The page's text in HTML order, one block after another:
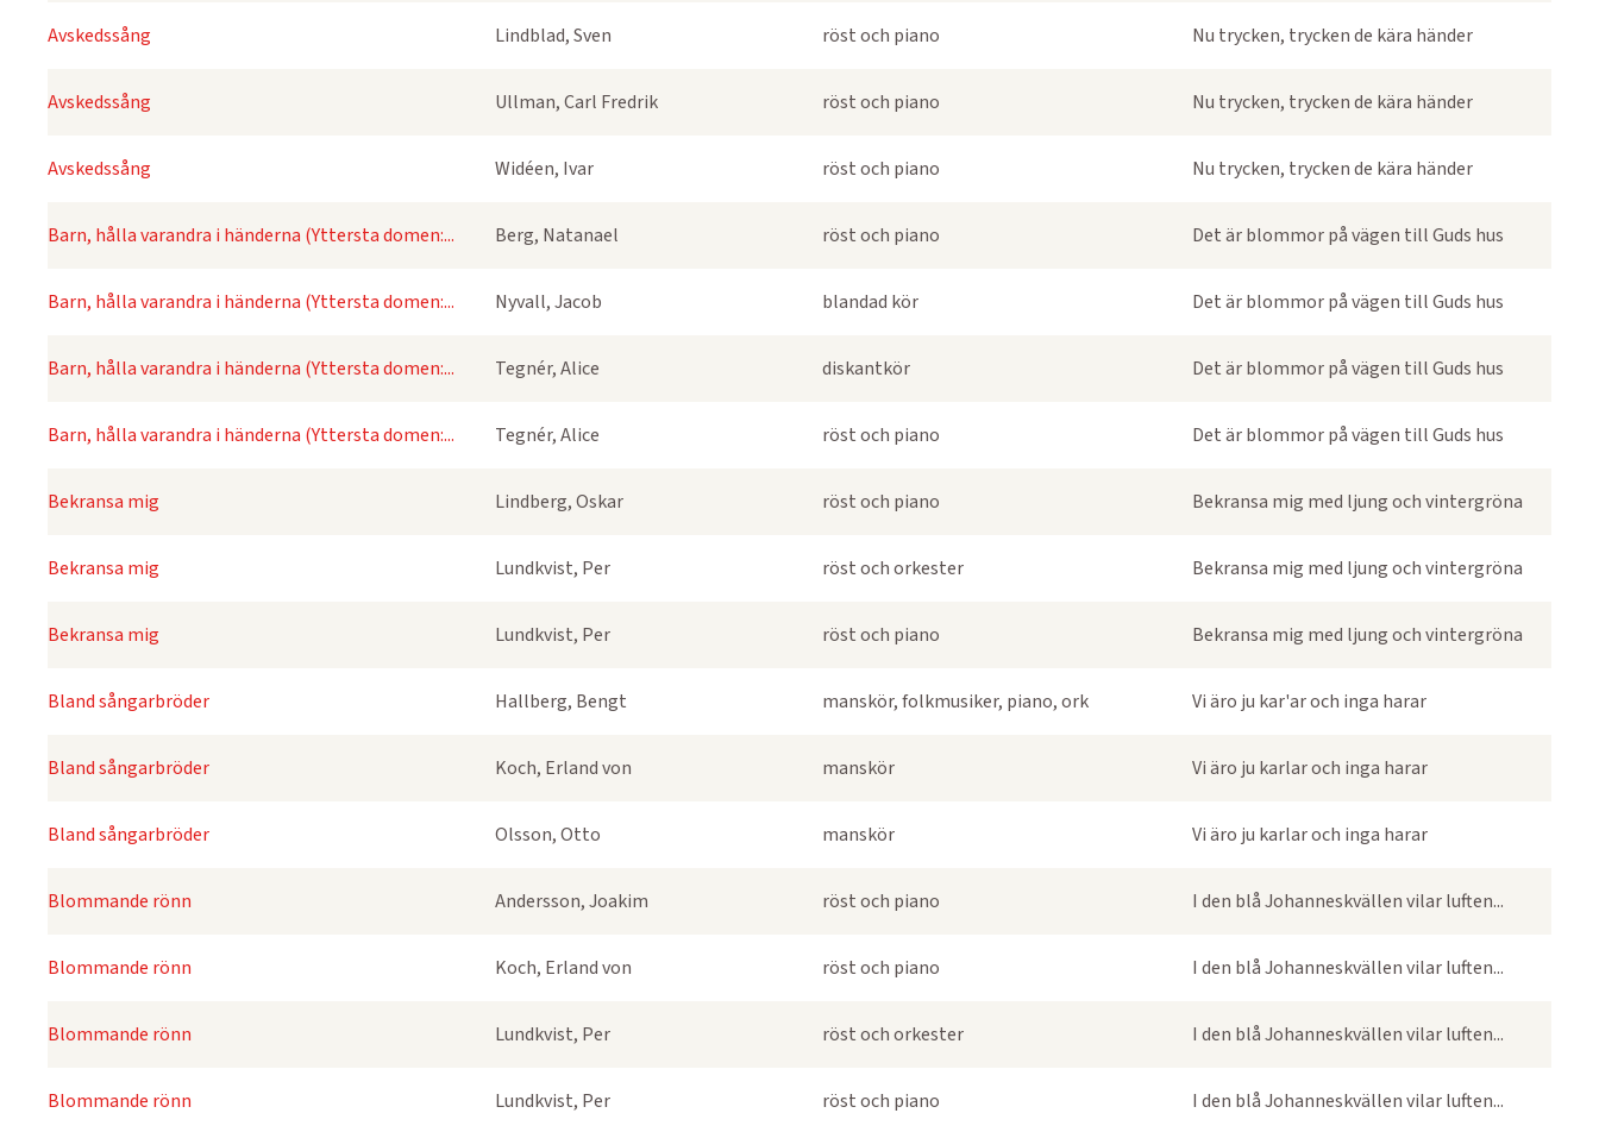
Avskedssång Lindblad, Sven röst och piano Nu trycken, trycken de kära händer
Avskedssång Ullman, Carl Fredrik röst och piano Nu trycken, trycken de kära händer
Avskedssång Widéen, Ivar röst och piano Nu trycken, trycken de kära händer
Barn, hålla varandra i händerna (Yttersta domen:... Berg, Natanael röst och piano Det är blommor på vägen till Guds hus
Barn, hålla varandra i händerna (Yttersta domen:... Nyvall, Jacob blandad kör Det är blommor på vägen till Guds hus
Barn, hålla varandra i händerna (Yttersta domen:... Tegnér, Alice diskantkör Det är blommor på vägen till Guds hus
Barn, hålla varandra i händerna (Yttersta domen:... Tegnér, Alice röst och piano Det är blommor på vägen till Guds hus
Bekransa mig Lindberg, Oskar röst och piano Bekransa mig med ljung och vintergröna
Bekransa mig Lundkvist, Per röst och orkester Bekransa mig med ljung och vintergröna
Bekransa mig Lundkvist, Per röst och piano Bekransa mig med ljung och vintergröna
Bland sångarbröder Hallberg, Bengt manskör, folkmusiker, piano, ork Vi äro ju kar'ar och inga harar
Bland sångarbröder Koch, Erland von manskör Vi äro ju karlar och inga harar
Bland sångarbröder Olsson, Otto manskör Vi äro ju karlar och inga harar
Blommande rönn Andersson, Joakim röst och piano I den blå Johanneskvällen vilar luften...
Blommande rönn Koch, Erland von röst och piano I den blå Johanneskvällen vilar luften...
Blommande rönn Lundkvist, Per röst och orkester I den blå Johanneskvällen vilar luften...
Blommande rönn Lundkvist, Per röst och piano I den blå Johanneskvällen vilar luften...